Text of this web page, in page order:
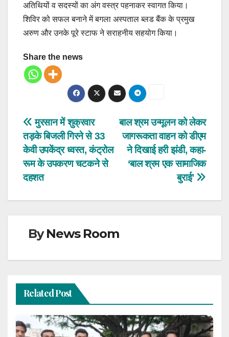
अतिथियों व सदस्यों का अंग वस्त्र पहनाकर स्वागत किया।
शिविर को सफल बनाने में बगला अस्पताल ब्लड बैंक के प्रमुख
अरुण और उनके पूरे स्टाफ ने सराहनीय सहयोग किया।
Share the news
Post
navigation
बाल श्रम उन्मूलन को लेकर
जागरूकता वाहन को डीएम
ने दिखाई हरी झंडी, कहा-
‘बाल श्रम एक सामाजिक
बुराई’
मुरसान में शुक्रवार
तड़के बिजली गिरने से 33
केवी उपकेंद्र ध्वस्त, कंट्रोल
रूम के उपकरण चटकने से
दहशत
ByNews Room
Related Post